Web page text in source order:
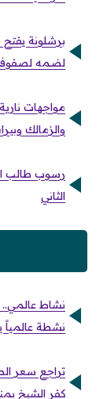
برشلونة
لضمه لصفوف
مواجهات
والزمالك
الثاني
نشاط
نشطة عالمياً
كفر الشيخ